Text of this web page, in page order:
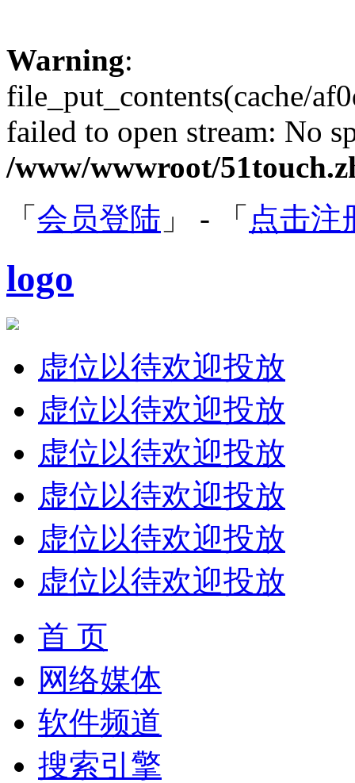
Warning:
file_put_contents(cache/
failed to open stream: No
/www/wwwroot/
「 会员登陆 」 - 「 点击注
logo
虚位以待欢迎投放
虚位以待欢迎投放
虚位以待欢迎投放
虚位以待欢迎投放
虚位以待欢迎投放
虚位以待欢迎投放
首 页
网络媒体
软件频道
搜索引擎